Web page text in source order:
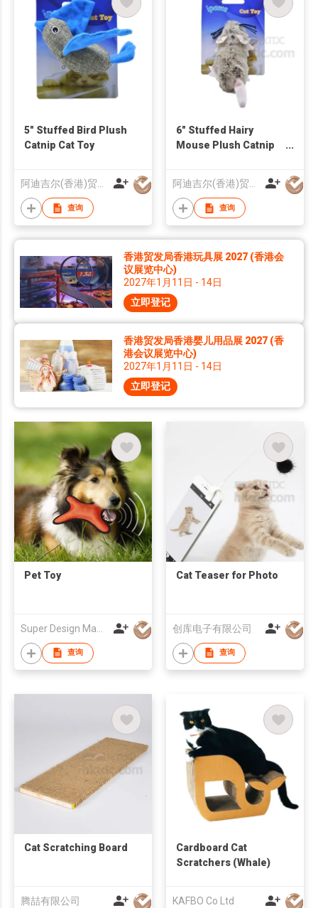
5" Stuffed Bird Plush
Catnip Cat Toy
阿迪吉尔(香港)贸易有限公司
查询
6" Stuffed Hairy
Mouse Plush Catnip
阿迪吉尔(香港)贸易有限公司
查询
香港贸发局香港玩具展 2027 (香港会
议展览中心)
2027年1月11日 - 14日
立即登记
香港贸发局香港婴儿用品展 2027 (香
港会议展览中心)
2027年1月11日 - 14日
立即登记
Pet Toy
查询
Cat Teaser for Photo
创库电子有限公司
查询
Cat Scratching Board
腾喆有限公司
Cardboard Cat
Scratchers (Whale)
KAFBO Co Ltd